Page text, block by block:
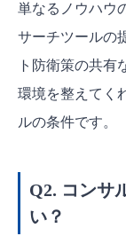
単なるノウハウ
サーチツールの
ト防衛策の共有
環境を整えてく
ルの条件です。
Q2. コンサ
い？